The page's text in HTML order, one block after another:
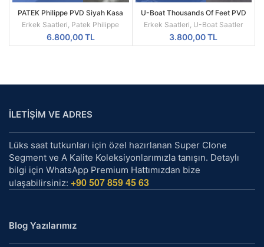
PATEK Philippe PVD Siyah Kasa
Beyaz Silikon Kordon
Erkek Saatleri Patek Philippe
6.800,00TL
U-Boat Thousands Of Feet PVD
Kasa Replika Erkek Kol Saati
Erkek Saatleri U-Boat Saatler
3.800,00TL
İLETİŞİM VE ADRES
Lüks saat tutkunları için özel hazırlanan Super Clone
Segment ve A Kalite Koleksiyonlarımızla tanışın. Detaylı
bilgi için WhatsApp Premium Hattımızdan bize
ulaşabilirsiniz: +90 507 859 45 63
Blog Yazılarımız